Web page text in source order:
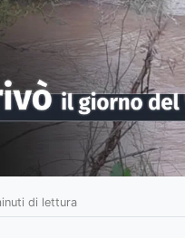
di lettura